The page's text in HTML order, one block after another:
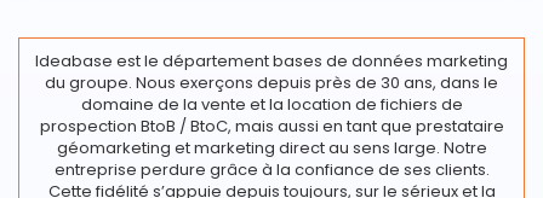
Ideabase est le département bases de données marketing
du groupe. Nous exerçons depuis près de 30 ans, dans le
domaine de la vente et la location de fichiers de
prospection BtoB / BtoC, mais aussi en tant que prestataire
géomarketing et marketing direct au sens large. Notre
entreprise perdure grâce à la confiance de ses clients.
Cette fidélité s’appuie depuis toujours, sur le sérieux et la